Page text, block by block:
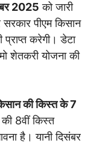
2025 को जारी
पीएम किसान
करेगी। डेटा
शेतकरी योजना की
की किस्त के 7
8वीं किस्त
है। यानी दिसंबर